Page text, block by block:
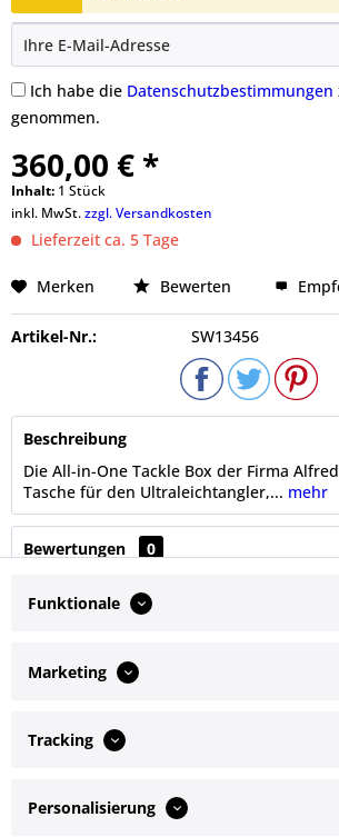
Ich habe die Datenschutzbestimmungen
genommen.
360,00 € *
Inhalt: 1 Stück
inkl. MwSt.zzgl. Versandkosten
Lieferzeit ca. 5 Tage
Merken Bewerten
Artikel-Nr.: SW13456
Beschreibung
Die All-in-One Tackle Box der Firma
Tasche für den Ultraleichtangler,... mehr
Bewertungen
0
Kunden haben sich ebenfalls angesehen
Service Hotline
Funktionale
Marketing
Tracking
Personalisierung